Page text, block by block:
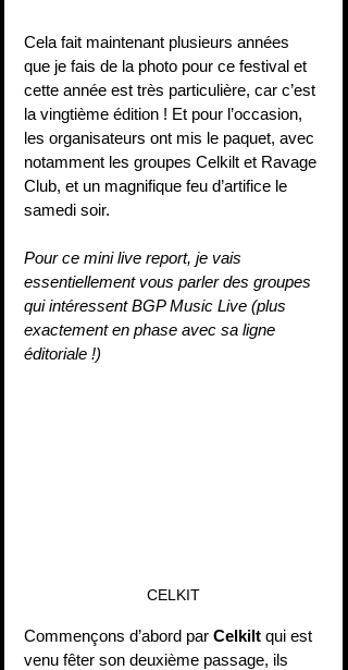
Cela fait maintenant plusieurs années
que je fais de la photo pour ce festival et
cette année est très particulière, car c’est
la vingtième édition ! Et pour l’occasion,
les organisateurs ont mis le paquet, avec
notamment les groupes Celkilt et Ravage
Club, et un magnifique feu d’artifice le
samedi soir.
Pour ce mini live report, je vais
essentiellement vous parler des groupes
qui intéressent BGP Music Live (plus
exactement en phase avec sa ligne
éditoriale !)
CELKIT
Commençons d’abord par Celkilt qui est
venu fêter son deuxième passage, ils